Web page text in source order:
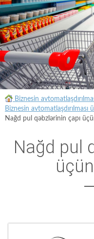
Biznesin
Biznesin
Nağd pul qəbzlərinin çapı
Nağd pul